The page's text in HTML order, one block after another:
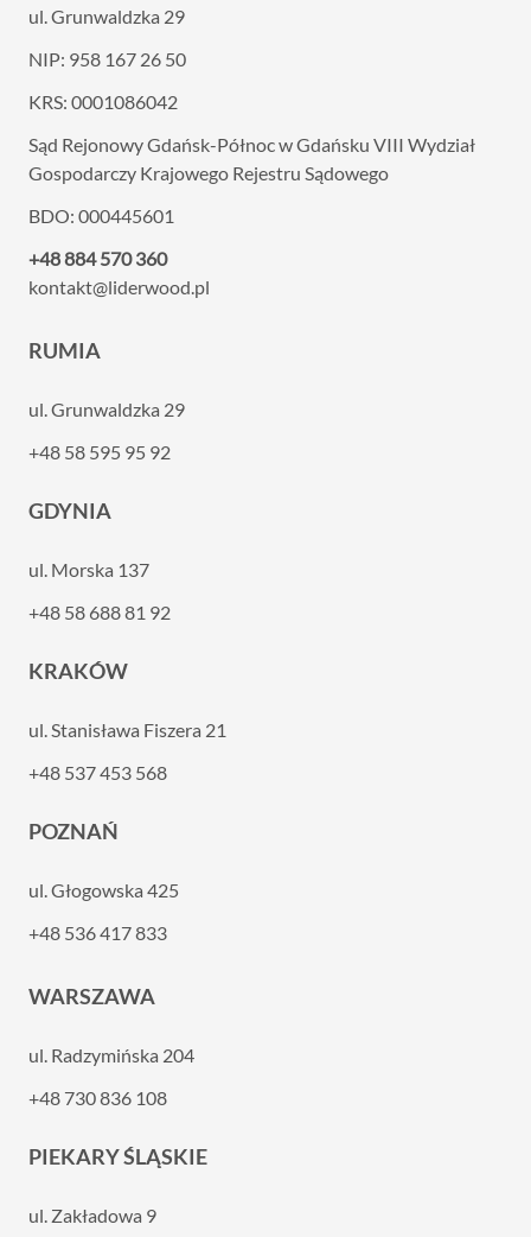
ul. Grunwaldzka 29
NIP: 958 167 26 50
KRS: 0001086042
Sąd Rejonowy Gdańsk-Północ w Gdańsku VIII Wydział
Gospodarczy Krajowego Rejestru Sądowego
BDO: 000445601
+48 884 570 360
kontakt@liderwood.pl
RUMIA
ul. Grunwaldzka 29
+48 58 595 95 92
GDYNIA
ul. Morska 137
+48 58 688 81 92
KRAKÓW
ul. Stanisława Fiszera 21
+48 537 453 568
POZNAŃ
ul. Głogowska 425
+48 536 417 833
WARSZAWA
ul. Radzymińska 204
+48 730 836 108
PIEKARY ŚLĄSKIE
ul. Zakładowa 9